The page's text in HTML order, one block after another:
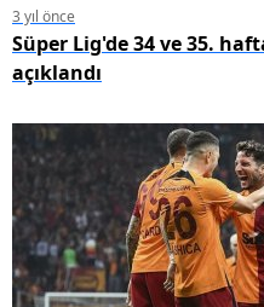
3 yıl önce
Süper Lig'de 34 ve 35.
açıklandı